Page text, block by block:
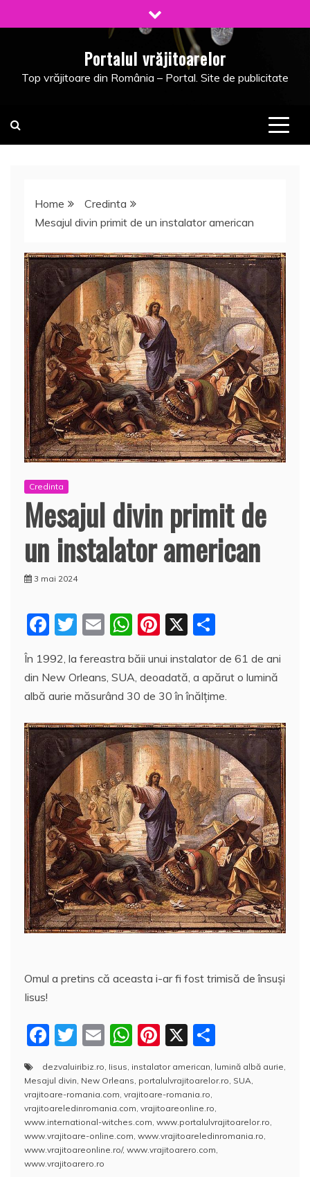
to
Portalul vrăjitoarelor
Top vrăjitoare din România – Portal. Site de publicitate
Home
Credinta
Mesajul divin primit de un instalator american
Credinta
Mesajul divin primit de
un instalator american
3 mai 2024
F
c
e
o
o
k
T
itt
er
E
ai
l
W
h
at
s
p
p
Pi
er
e
X
rt
aj
a
z
ă
În 1992, la fereastra băii unui instalator de 61 de ani
din New Orleans, SUA, deoadată, a apărut o lumină
albă aurie măsurând 30 de 30 în înălţime.
Omul a pretins că aceasta i-ar fi fost trimisă de însuşi
Iisus!
F
c
e
b
o
o
T
w
itt
er
E
m
ai
l
W
h
at
s
A
p
Pi
nt
er
e
st
X
a
rt
e
a
dezvaluiribiz.ro Iisus instalator american lumină albă aurie
Mesajul divin New Orleans portalulvrajitoarelor.ro SUA
vrajitoare-romania.com vrajitoare-romania.ro
vrajitoareledinromania.com vrajitoareonline.ro
www.international-witches.com www.portalulvrajitoarelor.ro
www.vrajitoare-online.com www.vrajitoareledinromania.ro
www.vrajitoareonline.ro/, www.vrajitoarero.com
www.vrajitoarero.ro